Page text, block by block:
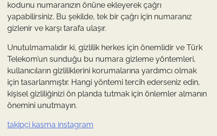
kodunu numaranızın önüne ekleyerek çağrı
yapabilirsiniz. Bu şekilde, tek bir çağrı için numaranız
gizlenir ve karşı tarafa ulaşır.
Unutulmamalıdır ki, gizlilik herkes için önemlidir ve Türk
Telekom’un sunduğu bu numara gizleme yöntemleri,
kullanıcıların gizliliklerini korumalarına yardımcı olmak
için tasarlanmıştır. Hangi yöntemi tercih ederseniz edin,
kişisel gizliliğinizi ön planda tutmak için önlemler almanın
önemini unutmayın.
takipçi kasma instagram